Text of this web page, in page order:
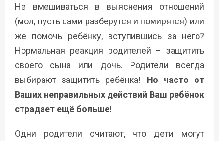
Не вмешиваться в выяснения отношений
(мол, пусть сами разберутся и помирятся) или
же помочь ребёнку, вступившись за него?
Нормальная реакция родителей – защитить
своего сына или дочь. Родители всегда
выбирают защитить ребёнка! Но часто от
Ваших неправильных действий Ваш ребёнок
страдает ещё больше!
Одни родители считают, что дети могут